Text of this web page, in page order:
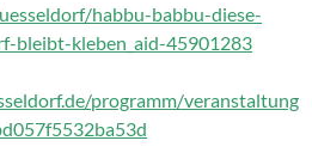
habbu-babbu-diese-
bleibt-kleben_aid-45901283
programm/veranstaltung